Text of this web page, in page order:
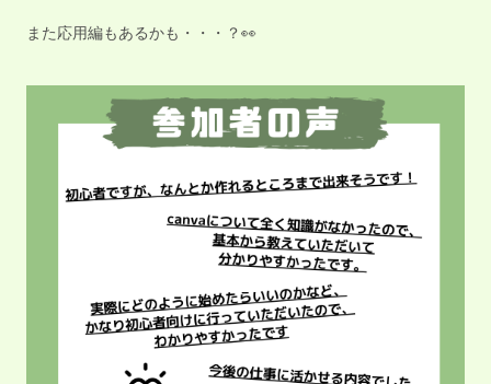
また応用編もあるかも・・・？👀